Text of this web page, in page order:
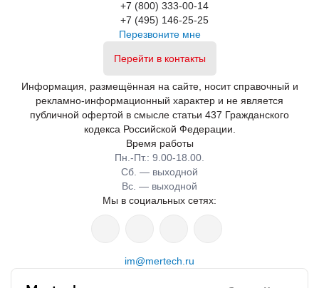
+7 (800) 333-00-14
+7 (495) 146-25-25
Перезвоните мне
Перейти в контакты
Информация, размещённая на сайте, носит справочный и
рекламно-информационный характер и не является
публичной офертой в смысле статьи 437 Гражданского
кодекса Российской Федерации.
Время работы
Пн.-Пт.: 9.00-18.00.
Сб. — выходной
Вс. — выходной
Мы в социальных сетях:
im@mertech.ru